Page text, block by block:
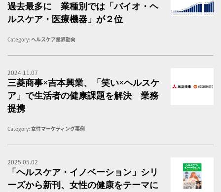
過去最多に 業種別では「バイオ・ヘ
ルスケア・医療機器」が２位
Category: ヘルスケア業界動向
2024.11.07
三菱商事×吉本興業、「笑い×ヘルスケ
ア」で生活者の健康課題を解決 業務
提携
Category: 女性マーケティング事例
2025.05.02
「ヘルスケア・イノベーション」シリ
ーズから新刊、女性の健康をテーマに